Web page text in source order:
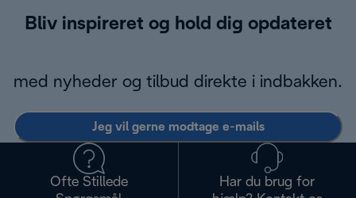
Bliv inspireret og hold dig opdateret
med nyheder og tilbud direkte i indbakken.
Jeg vil gerne modtage e-mails
Ofte Stillede
Har du brug for